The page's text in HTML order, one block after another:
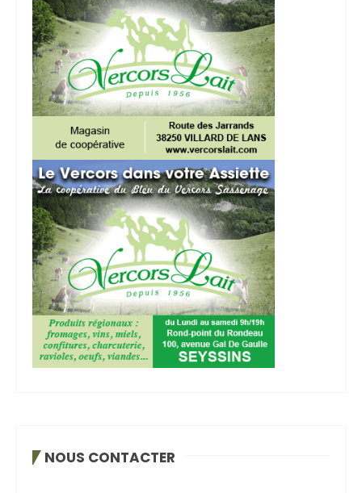
NOUS CONTACTER